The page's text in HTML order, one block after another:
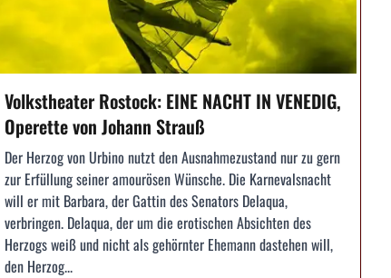
Volkstheater Rostock: EINE NACHT IN VENEDIG,
Operette von Johann Strauß
Der Herzog von Urbino nutzt den Ausnahmezustand nur zu gern
zur Erfüllung seiner amourösen Wünsche. Die Karnevalsnacht
will er mit Barbara, der Gattin des Senators Delaqua,
verbringen. Delaqua, der um die erotischen Absichten des
Herzogs weiß und nicht als gehörnter Ehemann dastehen will,
den Herzog...